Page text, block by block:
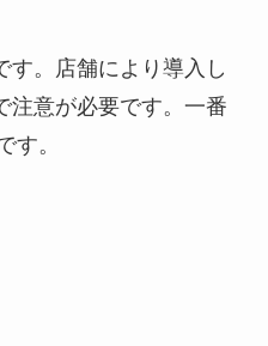
す。店舗により導入し
注意が必要です。一番
す。